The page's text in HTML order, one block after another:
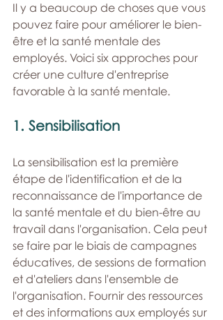
Il y a beaucoup de choses que vous
pouvez faire pour améliorer le bien-
être et la santé mentale des
employés. Voici six approches pour
créer une culture d'entreprise
favorable à la santé mentale.
1. Sensibilisation
La sensibilisation est la première
étape de l'identification et de la
reconnaissance de l'importance de
la santé mentale et du bien-être au
travail dans l'organisation. Cela peut
se faire par le biais de campagnes
éducatives, de sessions de formation
et d'ateliers dans l'ensemble de
l'organisation. Fournir des ressources
et des informations aux employés sur